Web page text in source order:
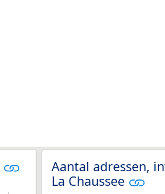
Aantal adressen,
La Chaussee